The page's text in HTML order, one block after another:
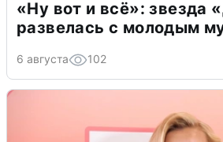
«Ну вот и всё»: звезда
развелась с молодым
6 августа 102